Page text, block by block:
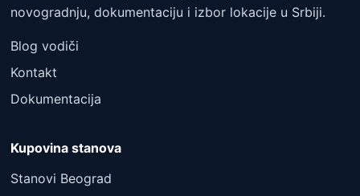
novogradnju, dokumentaciju i izbor lokacije u Srbiji.
Blog vodiči
Kontakt
Dokumentacija
Kupovina stanova
Stanovi Beograd